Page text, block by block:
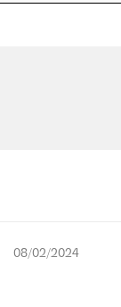
08/02/2024